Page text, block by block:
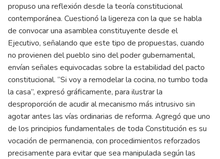
propuso una reflexión desde la teoría constitucional
contemporánea. Cuestionó la ligereza con la que se habla
de convocar una asamblea constituyente desde el
Ejecutivo, señalando que este tipo de propuestas, cuando
no provienen del pueblo sino del poder gubernamental,
envían señales equivocadas sobre la estabilidad del pacto
constitucional. “Si voy a remodelar la cocina, no tumbo toda
la casa”, expresó gráficamente, para ilustrar la
desproporción de acudir al mecanismo más intrusivo sin
agotar antes las vías ordinarias de reforma. Agregó que uno
de los principios fundamentales de toda Constitución es su
vocación de permanencia, con procedimientos reforzados
precisamente para evitar que sea manipulada según las